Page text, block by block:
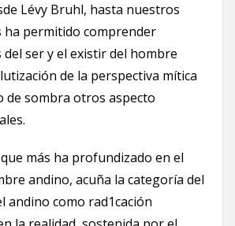
Lévy Bruhl, hasta nuestros
ha permitido comprender
del ser y el existir del hombre
de la perspectiva mítica
de sombra otros aspecto
más ha profundizado en el
andino, acuña la categoría del
andino como rad1cación